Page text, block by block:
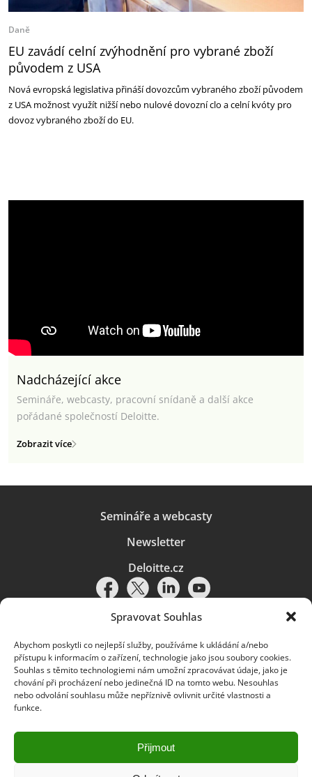
Spravovat Souhlas
Abychom poskytli co nejlepší služby, používáme k ukládání a/nebo
přístupu k informacím o zařízení, technologie jako jsou soubory cookies.
Souhlas s těmito technologiemi nám umožní zpracovávat údaje, jako je
chování při procházení nebo jedinečná ID na tomto webu. Nesouhlas
nebo odvolání souhlasu může nepříznivě ovlivnit určité vlastnosti a
funkce.
Přijmout
Daně
EU zavádí celní zvýhodnění pro vybrané zboží
původem z USA
Nová evropská legislativa přináší dovozcům vybraného zboží původem
z USA možnost využít nižší nebo nulové dovozní clo a celní kvóty pro
dovoz vybraného zboží do EU.
Nadcházející akce
Semináře, webcasty, pracovní snídaně a další akce
pořádané společností Deloitte.
Zobrazit více
Semináře a webcasty
Newsletter
Deloitte.cz
Pravidla používání|Ochrana osobních údajů|Soubory cookies |
Deloitte.cz
© 2026. Více informací najdete vPravidlech používání.
Deloitte označuje jednu či více společností globální sítě členských
a přidružené subjekty (souhrnně „organizace Deloitte“). Společnost DTTL
(rovněž označovaná jako „Deloitte Global“) a každá z jejích členských
společností a jejich přidružených subjektů je samostatným a nezávislým
právním subjektem, který není oprávněn zavazovat nebo přijímat závazky